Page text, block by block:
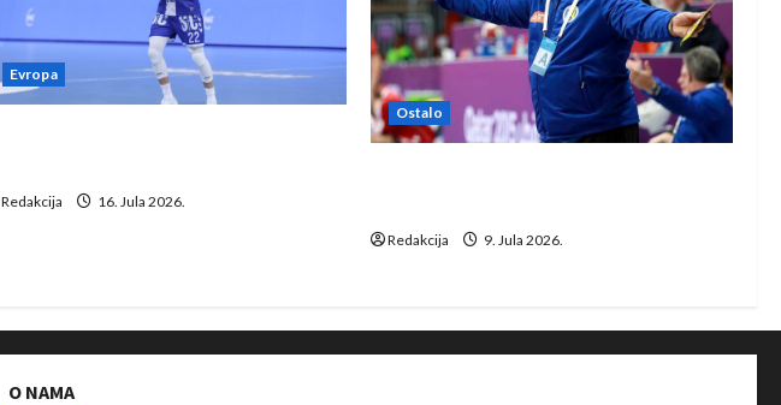
Evropa
Redakcija 16. Jula 2026.
Ostalo
Redakcija 9. Jula 2026.
O NAMA